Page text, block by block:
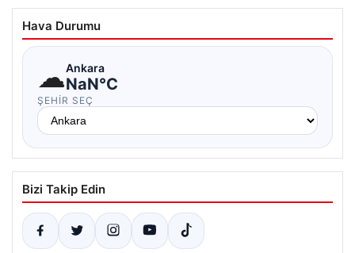
Hava Durumu
☁Ankara
NaN°C
ŞEHIR SEÇ
Bizi Takip Edin